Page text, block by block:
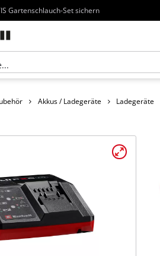
Gartenschlauch-Set sichern
Akkus / Ladegeräte Ladegeräte